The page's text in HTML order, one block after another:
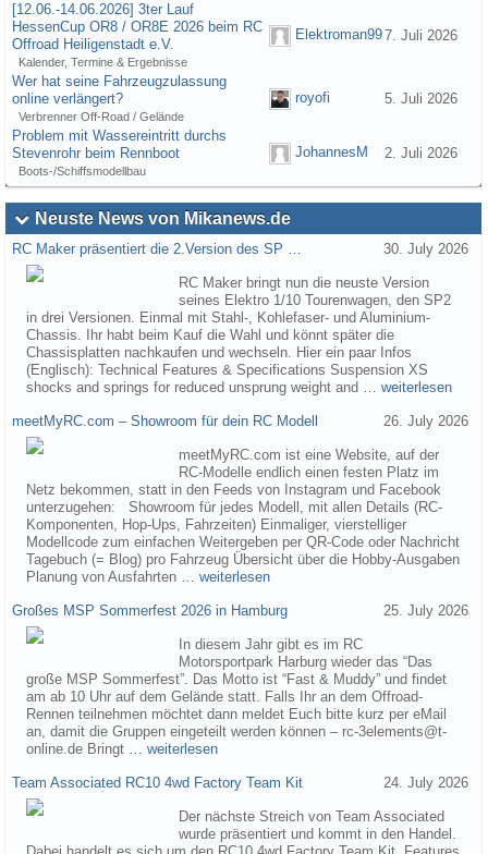
[12.06.-14.06.2026] 3ter Lauf
HessenCup OR8 / OR8E 2026 beim RC
Offroad Heiligenstadt e.V.
Kalender, Termine & Ergebnisse
Elektroman997. Juli 2026
Wer hat seine Fahrzeugzulassung
online verlängert?
Verbrenner Off-Road / Gelände
royofi 5. Juli 2026
Problem mit Wassereintritt durchs
Stevenrohr beim Rennboot
Boots-/Schiffsmodellbau
JohannesM 2. Juli 2026
Neuste News von Mikanews.de
RC Maker präsentiert die 2.Version des SP … 30. July 2026
RC Maker bringt nun die neuste Version
seines Elektro 1/10 Tourenwagen, den SP2
in drei Versionen. Einmal mit Stahl-, Kohlefaser- und Aluminium-
Chassis. Ihr habt beim Kauf die Wahl und könnt später die
Chassisplatten nachkaufen und wechseln. Hier ein paar Infos
(Englisch): Technical Features & Specifications Suspension XS
shocks and springs for reduced unsprung weight and … weiterlesen
meetMyRC.com – Showroom für dein RC Modell 26. July 2026
meetMyRC.com ist eine Website, auf der
RC-Modelle endlich einen festen Platz im
Netz bekommen, statt in den Feeds von Instagram und Facebook
unterzugehen: Showroom für jedes Modell, mit allen Details (RC-
Komponenten, Hop-Ups, Fahrzeiten) Einmaliger, vierstelliger
Modellcode zum einfachen Weitergeben per QR-Code oder Nachricht
Tagebuch (= Blog) pro Fahrzeug Übersicht über die Hobby-Ausgaben
Planung von Ausfahrten … weiterlesen
Großes MSP Sommerfest 2026 in Hamburg 25. July 2026
In diesem Jahr gibt es im RC
Motorsportpark Harburg wieder das “Das
große MSP Sommerfest”. Das Motto ist “Fast & Muddy” und findet
am ab 10 Uhr auf dem Gelände statt. Falls Ihr an dem Offroad-
Rennen teilnehmen möchtet dann meldet Euch bitte kurz per eMail
an, damit die Gruppen eingeteilt werden können – rc-3elements@t-
online.de Bringt … weiterlesen
Team Associated RC10 4wd Factory Team Kit 24. July 2026
Der nächste Streich von Team Associated
wurde präsentiert und kommt in den Handel.